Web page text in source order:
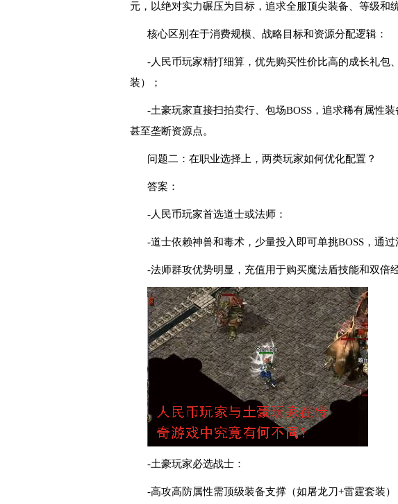
元，以绝对实力碾压为目标，追求全服顶尖装备、等级和
核心区别在于消费规模、战略目标和资源分配逻辑：
-人民币玩家精打细算，优先购买性价比高的成长礼包
装）；
-土豪玩家直接扫拍卖行、包场BOSS，追求稀有属性
甚至垄断资源点。
问题二：在职业选择上，两类玩家如何优化配置？
答案：
-人民币玩家首选道士或法师：
-道士依赖神兽和毒术，少量投入即可单挑BOSS，通过
-法师群攻优势明显，充值用于购买魔法盾技能和双倍
-土豪玩家必选战士：
-高攻高防属性需顶级装备支撑（如屠龙刀+雷霆套装